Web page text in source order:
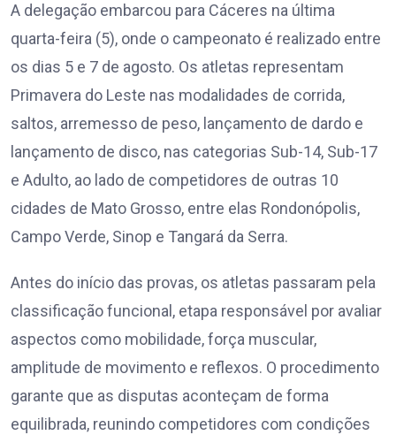
A delegação embarcou para Cáceres na última
quarta-feira (5), onde o campeonato é realizado entre
os dias 5 e 7 de agosto. Os atletas representam
Primavera do Leste nas modalidades de corrida,
saltos, arremesso de peso, lançamento de dardo e
lançamento de disco, nas categorias Sub-14, Sub-17
e Adulto, ao lado de competidores de outras 10
cidades de Mato Grosso, entre elas Rondonópolis,
Campo Verde, Sinop e Tangará da Serra.
Antes do início das provas, os atletas passaram pela
classificação funcional, etapa responsável por avaliar
aspectos como mobilidade, força muscular,
amplitude de movimento e reflexos. O procedimento
garante que as disputas aconteçam de forma
equilibrada, reunindo competidores com condições